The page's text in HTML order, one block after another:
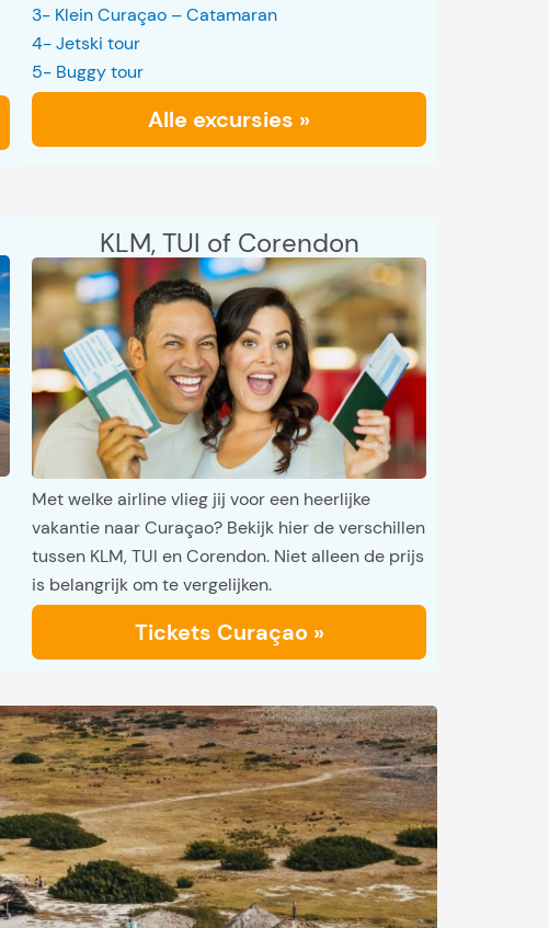
3- Klein Curaçao – Catamaran
4- Jetski tour
5- Buggy tour
Alle excursies »
KLM, TUI of Corendon
Met welke airline vlieg jij voor een heerlijke
vakantie naar Curaçao? Bekijk hier de verschillen
tussen KLM, TUI en Corendon. Niet alleen de prijs
is belangrijk om te vergelijken.
Tickets Curaçao »